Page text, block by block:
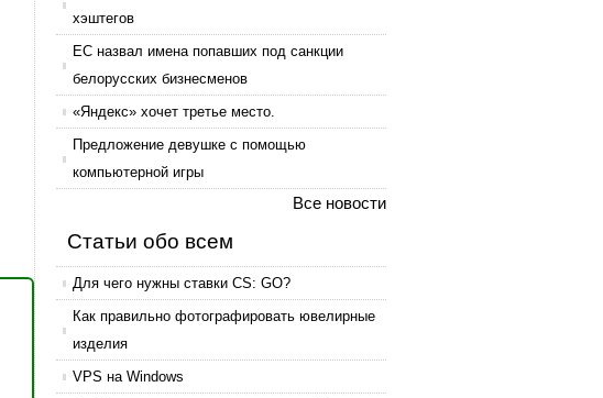
хэштегов
ЕС назвал имена попавших под санкции
белорусских бизнесменов
«Яндекс» хочет третье место.
Предложение девушке с помощью
компьютерной игры
Все новости
Статьи обо всем
Для чего нужны ставки CS: GO?
Как правильно фотографировать ювелирные
изделия
VPS на Windows